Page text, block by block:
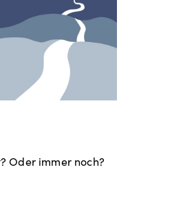
Oder immer noch?